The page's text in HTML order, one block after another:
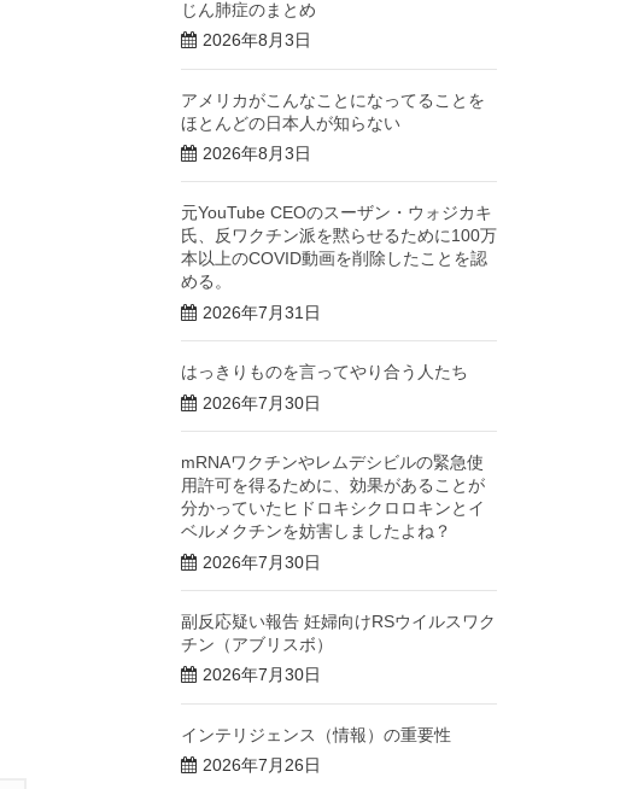
じん肺症のまとめ
2026年8月3日
アメリカがこんなことになってることを
ほとんどの日本人が知らない
2026年8月3日
元YouTube CEOのスーザン・ウォジカキ
氏、反ワクチン派を黙らせるために100万
本以上のCOVID動画を削除したことを認
める。
2026年7月31日
はっきりものを言ってやり合う人たち
2026年7月30日
mRNAワクチンやレムデシビルの緊急使
用許可を得るために、効果があることが
分かっていたヒドロキシクロロキンとイ
ベルメクチンを妨害しましたよね？
2026年7月30日
副反応疑い報告 妊婦向けRSウイルスワク
チン（アブリスボ）
2026年7月30日
インテリジェンス（情報）の重要性
2026年7月26日